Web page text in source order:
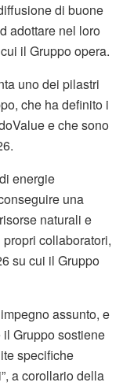
di buone
adottare nel loro
il Gruppo opera.
uno dei pilastri
che ha definito i
e che sono
energie
una
naturali e
collaboratori,
su cui il Gruppo
assunto, e
il Gruppo sostiene
specifiche
a corollario della